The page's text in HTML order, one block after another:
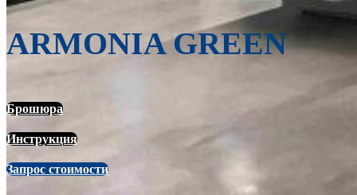
ARMONIA GREEN
Брошюра
Инструкция
Запрос стоимости